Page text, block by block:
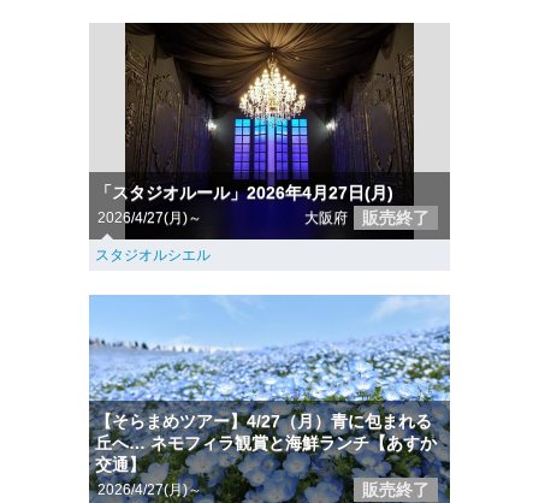
「スタジオルール」2026年4月27日(月)
2026/4/27(月)～ 大阪府 販売終了
スタジオルシエル
【そらまめツアー】4/27（月）青に包まれる
丘へ… ネモフィラ観賞と海鮮ランチ【あすか
交通】
2026/4/27(月)～ 販売終了